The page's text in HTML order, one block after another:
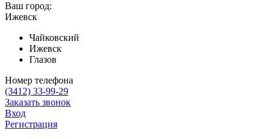
Ваш город:
Ижевск
Чайковский
Ижевск
Глазов
Номер телефона
(3412) 33-99-29
Заказать звонок
Вход
Регистрация